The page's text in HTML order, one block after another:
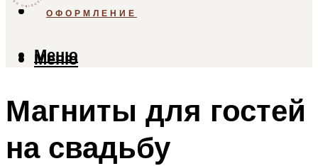
ОФОРМЛЕНИЕ
Меню
Меню
Магниты для гостей
на свадьбу